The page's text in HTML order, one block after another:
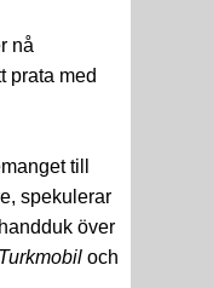
nå
prata med
till
spekulerar
över
Turkmobil och